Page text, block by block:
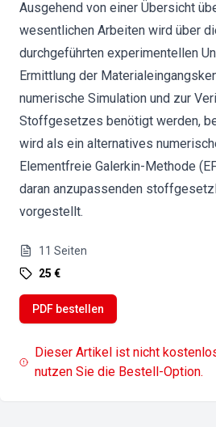
Ausgehend von einer Übersicht
wesentlichen Arbeiten wird über
durchgeführten experimentellen
Ermittlung der
numerische Simulation und zur
Stoffgesetzes benötigt werden,
wird als ein alternatives
Elementfreie Galerkin-Methode
daran anzupassenden
vorgestellt.
11 Seiten
25 €
PDF bestellen
Dieser Artikel ist nicht
nutzen Sie die Bestell-Option.